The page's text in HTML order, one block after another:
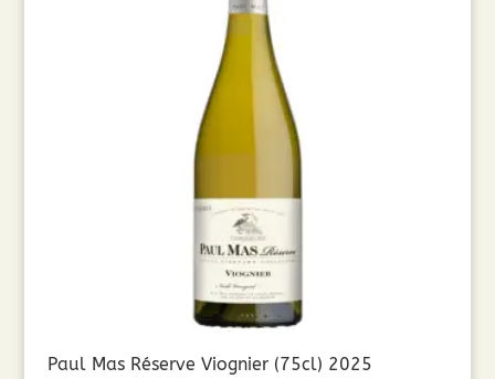
Paul Mas Réserve Viognier (75cl) 2025